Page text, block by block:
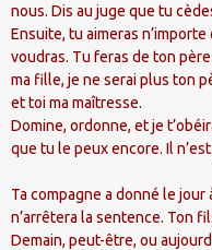
nous. Dis au juge que tu
Ensuite, tu aimeras
voudras. Tu feras de ton
ma fille, je ne serai plus ton
et toi ma maîtresse.
Domine, ordonne, et je
que tu le peux encore. Il
Ta compagne a donné le
n’arrêtera la sentence. Ton
Demain, peut-être, ou